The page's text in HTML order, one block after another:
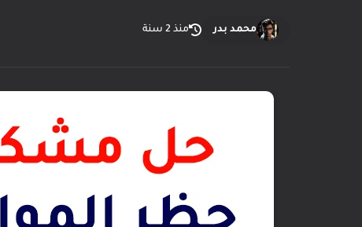
محمد بدر منذ 2 سنة